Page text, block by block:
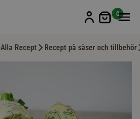
Min
0
Alla Recept Recept på såser och tillbehör